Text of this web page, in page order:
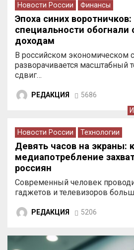
Новости России Финансы
Эпоха синих
специальности обогнали
доходам
В российском экономическом
разворачивается масштабный
сдвиг…
РЕДАКЦИЯ 5686
Новости России Технологии
Девять часов на экраны:
медиапотребление
россиян
Современный человек
гаджетов и телевизоров
РЕДАКЦИЯ 5206